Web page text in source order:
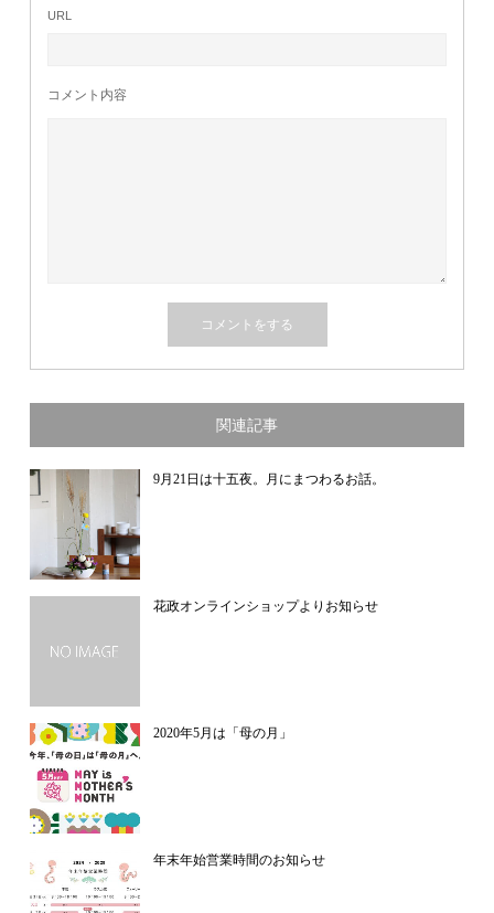
URL
コメント内容
関連記事
9月21日は十五夜。月にまつわるお話。
花政オンラインショップよりお知らせ
2020年5月は「母の月」
年末年始営業時間のお知らせ